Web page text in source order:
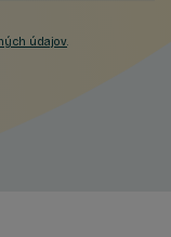
údajov.